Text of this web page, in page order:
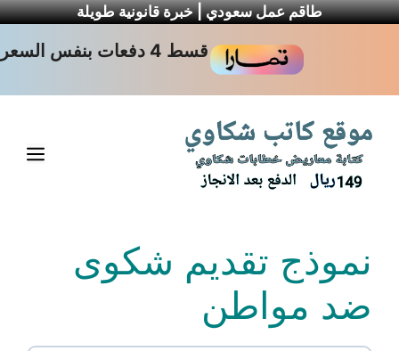
طاقم عمل سعودي | خبرة قانونية طويلة
قسط 4 دفعات بنفس السعر
نموذج تقديم شكوى
ضد مواطن